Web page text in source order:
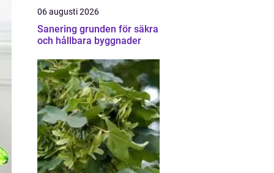
06 augusti 2026
Sanering grunden för säkra
och hållbara byggnader